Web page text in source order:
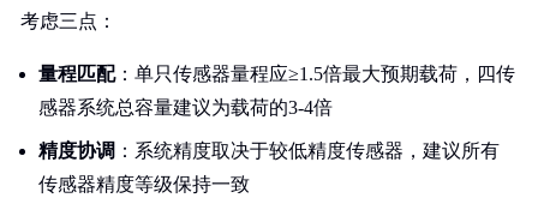
考虑三点：
量程匹配：单只传感器量程应≥1.5倍最大预期载荷，四传
感器系统总容量建议为载荷的3-4倍
精度协调 ：系统精度取决于较低精度传感器，建议所有
传感器精度等级保持一致